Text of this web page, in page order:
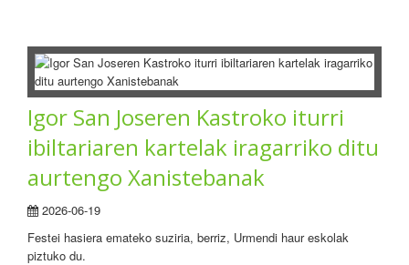
Igor San Joseren Kastroko iturri
ibiltariaren kartelak iragarriko ditu
aurtengo Xanistebanak
2026-06-19
Festei hasiera emateko suziria, berriz, Urmendi haur eskolak
piztuko du.